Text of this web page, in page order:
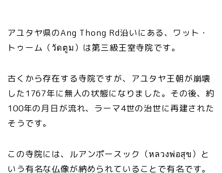
アユタヤ県のAng Thong Rd沿いにある、ワット・
トゥーム（วัดตูม）は第三級王室寺院です。
古くから存在する寺院ですが、アユタヤ王朝が崩壊
した1767年に無人の状態になりました。その後、約
100年の月日が流れ、ラーマ4世の治世に再建された
そうです。
この寺院には、ルアンポースック（หลวงพ่อสุข）と
いう有名な仏像が納められていることで有名です。